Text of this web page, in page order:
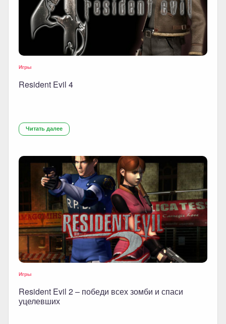
Игры
Resident Evil 4
Читать далее
Игры
Resident Evil 2 – победи всех зомби и спаси
уцелевших